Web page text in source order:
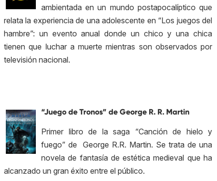
ambientada en un mundo postapocalíptico que
relata la experiencia de una adolescente en “Los juegos del
hambre”: un evento anual donde un chico y una chica
tienen que luchar a muerte mientras son observados por
televisión nacional.
“Juego de Tronos” de George R. R. Martin
Primer libro de la saga “Canción de hielo y
fuego” de George R.R. Martin. Se trata de una
novela de fantasía de estética medieval que ha
alcanzado un gran éxito entre el público.